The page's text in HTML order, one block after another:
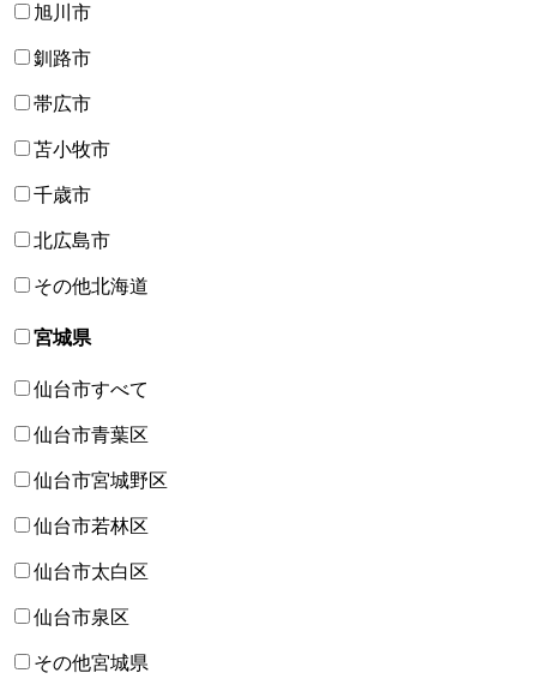
旭川市
釧路市
帯広市
苫小牧市
千歳市
北広島市
その他北海道
宮城県
仙台市すべて
仙台市青葉区
仙台市宮城野区
仙台市若林区
仙台市太白区
仙台市泉区
その他宮城県